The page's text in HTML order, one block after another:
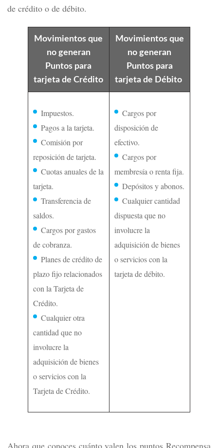
de crédito o de débito.
Movimientos que
no generan
Puntos para
tarjeta de Crédito
Movimientos que
no generan
Puntos para
tarjeta de Débito
Impuestos.
Pagos a la tarjeta.
Comisión por
reposición de tarjeta.
Cuotas anuales de la
tarjeta.
Transferencia de
saldos.
Cargos por gastos
de cobranza.
Planes de crédito de
plazo fijo relacionados
con la Tarjeta de
Crédito.
Cualquier otra
cantidad que no
involucre la
adquisición de bienes
o servicios con la
Tarjeta de Crédito.
Cargos por
disposición de
efectivo.
Cargos por
membresía o renta fija.
Depósitos y abonos.
Cualquier cantidad
dispuesta que no
involucre la
adquisición de bienes
o servicios con la
tarjeta de débito.
Ahora que conoces cuánto valen los puntos Recompensa